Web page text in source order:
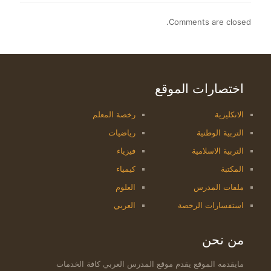
Comments are closed.
اختصارات الموقع
رخصة المعلم
رياضيات
فيزياء
كيمياء
العلوم
العربي
الانكليزية
التربية الوطنية
التربية الاسلامية
المكتبة
ملفات المدرس
استفسارات الرخصة
من نحن
مايقدمه الموقع يقدم موقع المدرس العربي كافة الخدمات